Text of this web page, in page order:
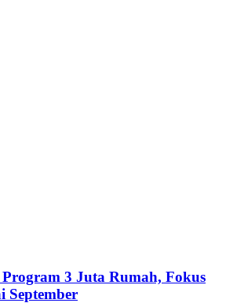
3 Juta Rumah, Fokus
September